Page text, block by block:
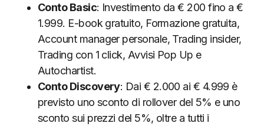
Conto Basic: Investimento da € 200 fino a €
1.999. E-book gratuito, Formazione gratuita,
Account manager personale, Trading insider,
Trading con 1 click, Avvisi Pop Up e
Autochartist.
Conto Discovery: Dai € 2.000 ai € 4.999 è
previsto uno sconto di rollover del 5% e uno
sconto sui prezzi del 5%, oltre a tutti i